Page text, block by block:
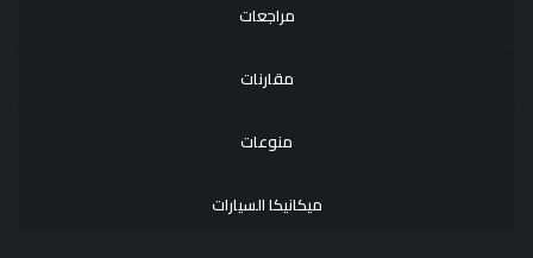
مراجعات
مقارنات
منوعات
ميكانيكا السيارات